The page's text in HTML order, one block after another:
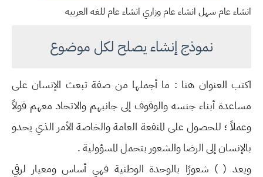
انشاء عام سهل انشاء عام وزاري انشاء عام للغه العربيه
نموذج إنشاء يصلح لكل موضوع
اكتب العنوان هنا : ما أجملها من صفة تبعث الإنسان على
مساعدة أبناء جنسه والوقوف إلى جانبهم والاتحاد معهم قولاً
وعملاً ؛ للحصول على المنفعة العامة والخاصة الأمر الذي يحدو
بالإنسان إلى الرضا والشعور بتحمل المسؤولية .
ويعد ( ) شعورًا بالوحدة الوطنية فهي أساس ومعيار لرقي